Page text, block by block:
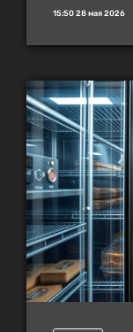
15:50 28 мая 2026